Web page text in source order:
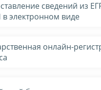
сведений из
электронном виде
онлайн-